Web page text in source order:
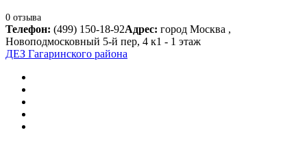
0 отзыва
Телефон: (499) 150-18-92Адрес: город Москва ,
Новоподмосковный 5-й пер, 4 к1 - 1 этаж
ДЕЗ Гагаринского района